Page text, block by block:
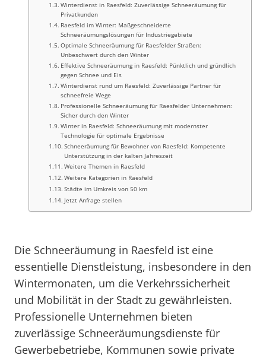
Winterdienst in Raesfeld: Zuverlässige Schneeräumung für
Privatkunden
Raesfeld im Winter: Maßgeschneiderte
Schneeräumungslösungen für Industriegebiete
Optimale Schneeräumung für Raesfelder Straßen:
Unbeschwert durch den Winter
Effektive Schneeräumung in Raesfeld: Pünktlich und gründlich
gegen Schnee und Eis
Winterdienst rund um Raesfeld: Zuverlässige Partner für
schneefreie Wege
Professionelle Schneeräumung für Raesfelder Unternehmen:
Sicher durch den Winter
Winter in Raesfeld: Schneeräumung mit modernster
Technologie für optimale Ergebnisse
Schneeräumung für Bewohner von Raesfeld: Kompetente
Unterstützung in der kalten Jahreszeit
Weitere Themen in Raesfeld
Weitere Kategorien in Raesfeld
Städte im Umkreis von 50 km
Jetzt Anfrage stellen
Die Schneeräumung in Raesfeld ist eine
essentielle Dienstleistung, insbesondere in den
Wintermonaten, um die Verkehrssicherheit
und Mobilität in der Stadt zu gewährleisten.
Professionelle Unternehmen bieten
zuverlässige Schneeräumungsdienste für
Gewerbebetriebe, Kommunen sowie private